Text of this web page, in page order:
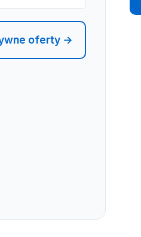
oferty →